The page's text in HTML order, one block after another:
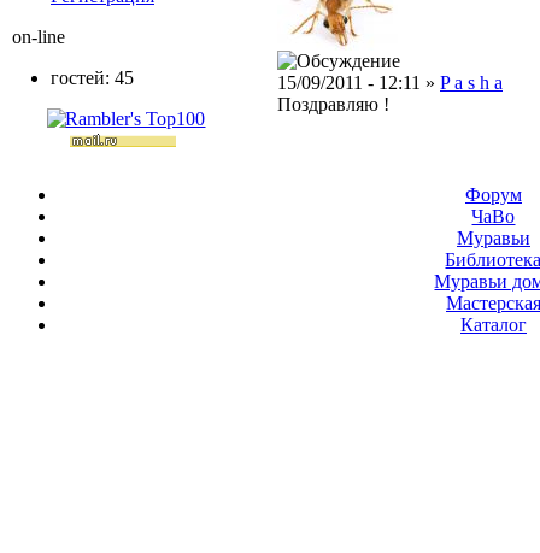
15/09/2011 - 12:11 » P a s h a
Поздравляю !
on-line
гостей: 45
Форум
ЧаВо
Муравьи
Муравьи
Мастерская
Каталог